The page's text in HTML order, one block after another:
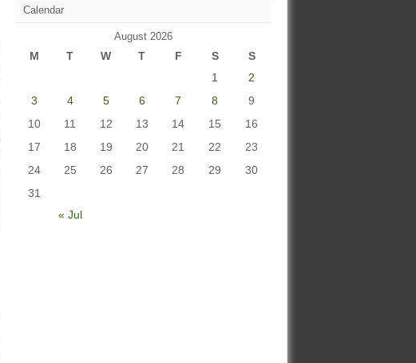
Calendar
August 2026
M T W T F S S
« Jul
1
2
3
4 5 6 7 8
9
10
11 12 13 14 15
16
17
18 19 20 21 22
23
24
25 26 27 28 29
30
31